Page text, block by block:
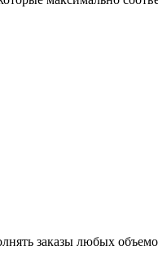
заказы любых